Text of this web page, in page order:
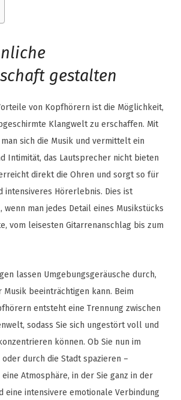
gestalten
von Kopfhörern ist die Möglichkeit,
Klangwelt zu erschaffen. Mit
sich die Musik und vermittelt ein
Intimität, das Lautsprecher nicht bieten
direkt die Ohren und sorgt so für
intensiveres Hörerlebnis. Dies ist
man jedes Detail eines Musikstücks
vom leisesten Gitarrenanschlag bis zum
lassen Umgebungsgeräusche durch,
Musik beeinträchtigen kann. Beim
entsteht eine Trennung zwischen
sodass Sie sich ungestört voll und
können. Ob Sie nun im
durch die Stadt spazieren –
Atmosphäre, in der Sie ganz in der
eine intensivere emotionale Verbindung